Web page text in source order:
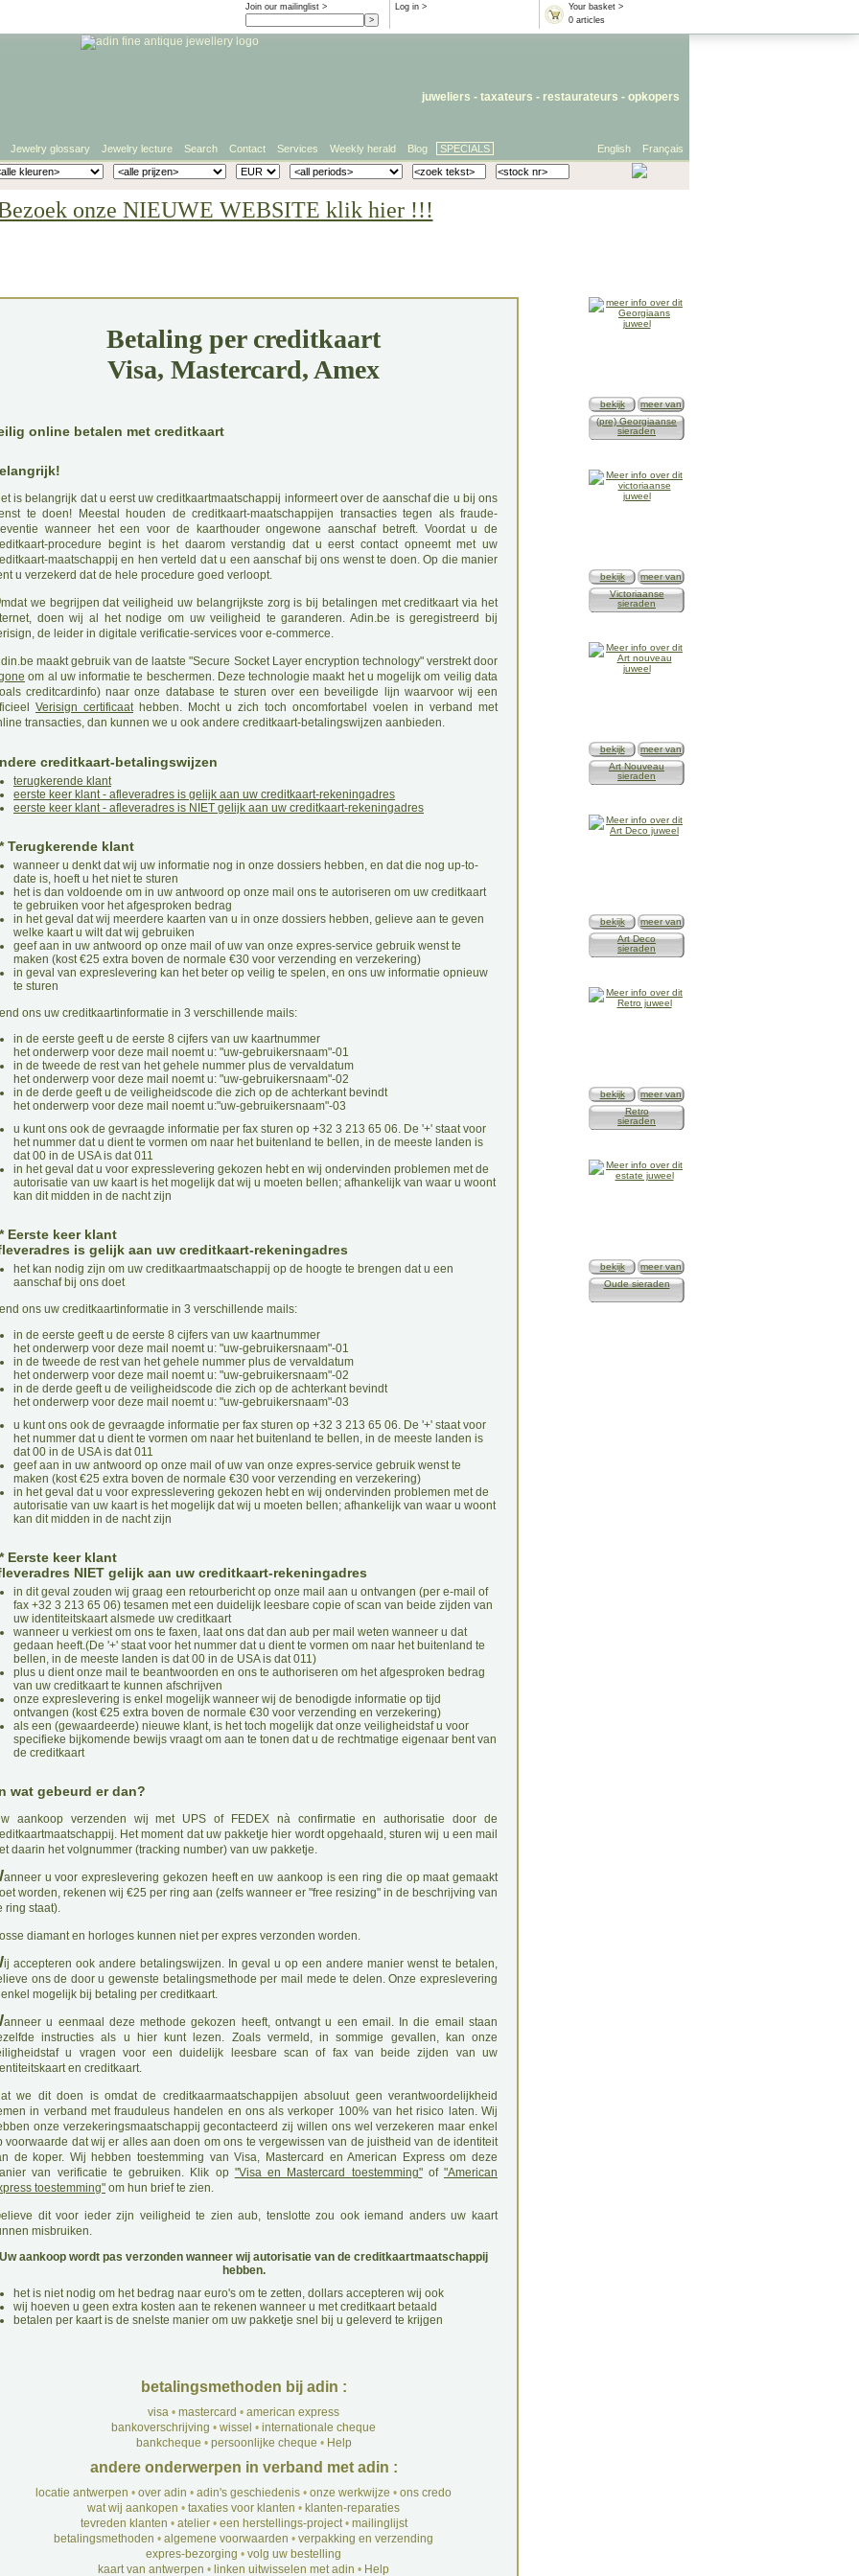
Your basket >
0 articles
Log in >
Join our mailinglist >
juweliers - taxateurs - restaurateurs - opkopers
Français
English
Jewelry glossary Jewelry lecture Search Contact Services Weekly herald Blog SPECIALS
onze NIEUWE WEBSITE klik hier !!!
Betaling per creditkaart
Visa, Mastercard, Amex
online betalen met creditkaart
et is belangrijk dat u eerst uw creditkaartmaatschappij informeert over de aanschaf die u bij ons
te doen! Meestal houden de creditkaart-maatschappijen transacties tegen als fraude-
wanneer het een voor de kaarthouder ongewone aanschaf betreft. Voordat u de
procedure begint is het daarom verstandig dat u eerst contact opneemt met uw
maatschappij en hen verteld dat u een aanschaf bij ons wenst te doen. Op die manier
u verzekerd dat de hele procedure goed verloopt.
mdat we begrijpen dat veiligheid uw belangrijkste zorg is bij betalingen met creditkaart via het
doen wij al het nodige om uw veiligheid te garanderen. Adin.be is geregistreerd bij
de leider in digitale verificatie-services voor e-commerce.
din.be maakt gebruik van de laatste "Secure Socket Layer encryption technology" verstrekt door
om al uw informatie te beschermen. Deze technologie maakt het u mogelijk om veilig data
creditcardinfo) naar onze database te sturen over een beveiligde lijn waarvoor wij een
Verisign certificaathebben. Mocht u zich toch oncomfortabel voelen in verband met
transacties, dan kunnen we u ook andere creditkaart-betalingswijzen aanbieden.
creditkaart-betalingswijzen
terugkerende klant
eerste keer klant - afleveradres is gelijk aan uw creditkaart-rekeningadres
eerste keer klant - afleveradres is NIET gelijk aan uw creditkaart-rekeningadres
Terugkerende klant
wanneer u denkt dat wij uw informatie nog in onze dossiers hebben, en dat die nog up-to-
date is, hoeft u het niet te sturen
het is dan voldoende om in uw antwoord op onze mail ons te autoriseren om uw creditkaart
te gebruiken voor het afgesproken bedrag
in het geval dat wij meerdere kaarten van u in onze dossiers hebben, gelieve aan te geven
welke kaart u wilt dat wij gebruiken
geef aan in uw antwoord op onze mail of uw van onze expres-service gebruik wenst te
maken (kost €25 extra boven de normale €30 voor verzending en verzekering)
in geval van expreslevering kan het beter op veilig te spelen, en ons uw informatie opnieuw
te sturen
end ons uw creditkaartinformatie in 3 verschillende mails:
in de eerste geeft u de eerste 8 cijfers van uw kaartnummer
het onderwerp voor deze mail noemt u: "uw-gebruikersnaam"-01
in de tweede de rest van het gehele nummer plus de vervaldatum
het onderwerp voor deze mail noemt u: "uw-gebruikersnaam"-02
in de derde geeft u de veiligheidscode die zich op de achterkant bevindt
het onderwerp voor deze mail noemt u:"uw-gebruikersnaam"-03
u kunt ons ook de gevraagde informatie per fax sturen op +32 3 213 65 06. De '+' staat voor
het nummer dat u dient te vormen om naar het buitenland te bellen, in de meeste landen is
dat 00 in de USA is dat 011
in het geval dat u voor expresslevering gekozen hebt en wij ondervinden problemen met de
autorisatie van uw kaart is het mogelijk dat wij u moeten bellen; afhankelijk van waar u woont
kan dit midden in de nacht zijn
Eerste keer klant
is gelijk aan uw creditkaart-rekeningadres
het kan nodig zijn om uw creditkaartmaatschappij op de hoogte te brengen dat u een
aanschaf bij ons doet
end ons uw creditkaartinformatie in 3 verschillende mails:
in de eerste geeft u de eerste 8 cijfers van uw kaartnummer
het onderwerp voor deze mail noemt u: "uw-gebruikersnaam"-01
in de tweede de rest van het gehele nummer plus de vervaldatum
het onderwerp voor deze mail noemt u: "uw-gebruikersnaam"-02
in de derde geeft u de veiligheidscode die zich op de achterkant bevindt
het onderwerp voor deze mail noemt u: "uw-gebruikersnaam"-03
u kunt ons ook de gevraagde informatie per fax sturen op +32 3 213 65 06. De '+' staat voor
het nummer dat u dient te vormen om naar het buitenland te bellen, in de meeste landen is
dat 00 in de USA is dat 011
geef aan in uw antwoord op onze mail of uw van onze expres-service gebruik wenst te
maken (kost €25 extra boven de normale €30 voor verzending en verzekering)
in het geval dat u voor expresslevering gekozen hebt en wij ondervinden problemen met de
autorisatie van uw kaart is het mogelijk dat wij u moeten bellen; afhankelijk van waar u woont
kan dit midden in de nacht zijn
Eerste keer klant
NIET gelijk aan uw creditkaart-rekeningadres
in dit geval zouden wij graag een retourbericht op onze mail aan u ontvangen (per e-mail of
fax +32 3 213 65 06) tesamen met een duidelijk leesbare copie of scan van beide zijden van
uw identiteitskaart alsmede uw creditkaart
wanneer u verkiest om ons te faxen, laat ons dat dan aub per mail weten wanneer u dat
gedaan heeft.(De '+' staat voor het nummer dat u dient te vormen om naar het buitenland te
bellen, in de meeste landen is dat 00 in de USA is dat 011)
plus u dient onze mail te beantwoorden en ons te authoriseren om het afgesproken bedrag
van uw creditkaart te kunnen afschrijven
onze expreslevering is enkel mogelijk wanneer wij de benodigde informatie op tijd
ontvangen (kost €25 extra boven de normale €30 voor verzending en verzekering)
als een (gewaardeerde) nieuwe klant, is het toch mogelijk dat onze veiligheidstaf u voor
specifieke bijkomende bewijs vraagt om aan te tonen dat u de rechtmatige eigenaar bent van
de creditkaart
wat gebeurd er dan?
w aankoop verzenden wij met UPS of FEDEX nà confirmatie en authorisatie door de
Het moment dat uw pakketje hier wordt opgehaald, sturen wij u een mail
daarin het volgnummer (tracking number) van uw pakketje.
anneer u voor expreslevering gekozen heeft en uw aankoop is een ring die op maat gemaakt
worden, rekenen wij €25 per ring aan (zelfs wanneer er "free resizing" in de beschrijving van
ring staat).
osse diamant en horloges kunnen niet per expres verzonden worden.
ij accepteren ook andere betalingswijzen. In geval u op een andere manier wenst te betalen,
ons de door u gewenste betalingsmethode per mail mede te delen. Onze expreslevering
mogelijk bij betaling per creditkaart.
anneer u eenmaal deze methode gekozen heeft, ontvangt u een email. In die email staan
instructies als u hier kunt lezen. Zoals vermeld, in sommige gevallen, kan onze
u vragen voor een duidelijk leesbare scan of fax van beide zijden van uw
en creditkaart.
at we dit doen is omdat de creditkaarmaatschappijen absoluut geen verantwoordelijkheid
in verband met frauduleus handelen en ons als verkoper 100% van het risico laten. Wij
onze verzekeringsmaatschappij gecontacteerd zij willen ons wel verzekeren maar enkel
voorwaarde dat wij er alles aan doen om ons te vergewissen van de juistheid van de identiteit
de koper. Wij hebben toestemming van Visa, Mastercard en American Express om deze
van verificatie te gebruiken. Klik op "Visa en Mastercard toestemming"of "American
toestemming" om hun brief te zien.
elieve dit voor ieder zijn veiligheid te zien aub, tenslotte zou ook iemand anders uw kaart
misbruiken.
Uw aankoop wordt pas verzonden wanneer wij autorisatie van de creditkaartmaatschappij
hebben.
het is niet nodig om het bedrag naar euro's om te zetten, dollars accepteren wij ook
wij hoeven u geen extra kosten aan te rekenen wanneer u met creditkaart betaald
betalen per kaart is de snelste manier om uw pakketje snel bij u geleverd te krijgen
betalingsmethoden bij adin :
visa • mastercard • american express
bankoverschrijving • wissel • internationale cheque
bankcheque • persoonlijke cheque • Help
andere onderwerpen in verband met adin :
locatie antwerpen • over adin • adin's geschiedenis • onze werkwijze • ons credo
wat wij aankopen • taxaties voor klanten • klanten-reparaties
tevreden klanten • atelier• een herstellings-project• mailinglijst
betalingsmethoden • algemene voorwaarden • verpakking en verzending
expres-bezorging • volg uw bestelling
kaart van antwerpen • linken uitwisselen met adin • Help
bekijk
meer van
(pre) Georgiaanse
sieraden
bekijk
meer van
Victoriaanse
sieraden
bekijk
meer van
Art Nouveau
sieraden
bekijk
meer van
Art Deco
sieraden
bekijk
meer van
Retro
sieraden
bekijk
meer van
Oude sieraden